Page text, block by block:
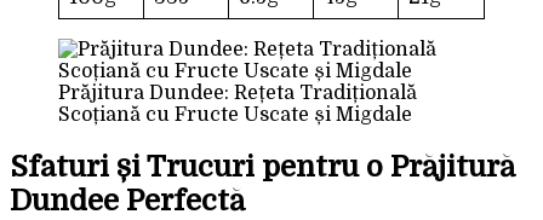
Prăjitura Dundee: Rețeta Tradițională
Scoțiană cu Fructe Uscate și Migdale
Sfaturi și Trucuri pentru o Prăjitură
Dundee Perfectă